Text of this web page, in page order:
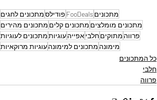
מתכונים FooDeals פודילסמתכונים לחגים
מתכונים מומלצים מתכונים קלים מתכונים מהירים
פרווה מתוקיםחלביאפייהעוגיותמתכונים לעוגיות
מימונה מתכונים למימונהעוגיות מרוקאיות
כל המתכונים
חלבי
פרווה